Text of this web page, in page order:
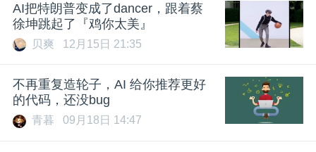
AI把特朗普变成了dancer，跟着蔡
徐坤跳起了『鸡你太美』
贝爽 12月15日 21:35
不再重复造轮子，AI 给你推荐更好
的代码，还没bug
青暮 09月18日 14:47